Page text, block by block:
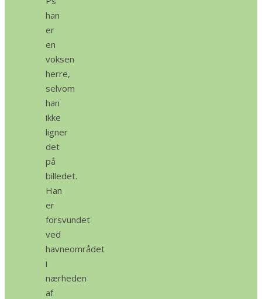
han
er
en
voksen
herre,
selvom
han
ikke
ligner
det
på
billedet.
Han
er
forsvundet
ved
havneområdet
i
nærheden
af